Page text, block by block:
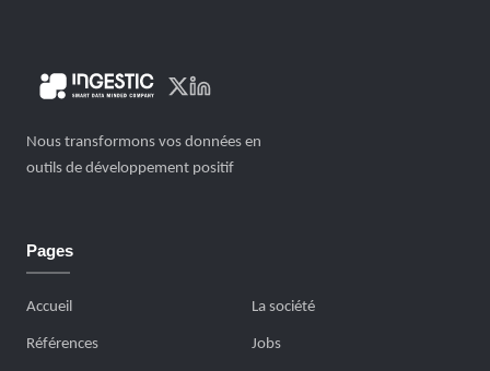
Nous transformons vos données en
outils de développement positif
Pages
Accueil La société
Références Jobs